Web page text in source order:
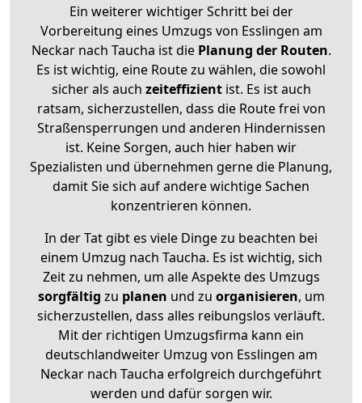
Ein weiterer wichtiger Schritt bei der
Vorbereitung eines Umzugs von Esslingen am
Neckar nach Taucha ist diePlanung der Routen.
Es ist wichtig, eine Route zu wählen, die sowohl
sicher als auch zeiteffizientist. Es ist auch
ratsam, sicherzustellen, dass die Route frei von
Straßensperrungen und anderen Hindernissen
ist. Keine Sorgen, auch hier haben wir
Spezialisten und übernehmen gerne die Planung,
damit Sie sich auf andere wichtige Sachen
konzentrieren können.
In der Tat gibt es viele Dinge zu beachten bei
einem Umzug nach Taucha. Es ist wichtig, sich
Zeit zu nehmen, um alle Aspekte des Umzugs
sorgfältig zu planen und zu organisieren, um
sicherzustellen, dass alles reibungslos verläuft.
Mit der richtigen Umzugsfirma kann ein
deutschlandweiter Umzug von Esslingen am
Neckar nach Taucha erfolgreich durchgeführt
werden und dafür sorgen wir.